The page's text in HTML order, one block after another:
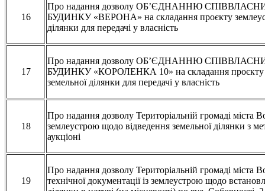
16
Про надання дозволу ОБ’ЄДНАННЮ
БУДИНКУ «ВЕРОНА» на складання проєкту
ділянки для передачі у власність
17
Про надання дозволу ОБ’ЄДНАННЮ
БУДИНКУ «КОРОЛЕНКА 10» на складання проєкту
земельної ділянки для передачі у власність
18
Про надання дозволу Територіальній громаді міста
землеустрою щодо відведення земельної ділянки з
аукціоні
19
Про надання дозволу Територіальній громаді міста
технічної документації із землеустрою щодо